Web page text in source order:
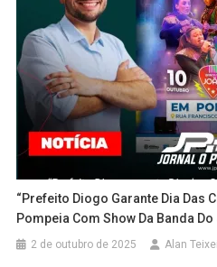
“Prefeito Diogo Garante Dia Das
Pompeia Com Show Da Banda Do
2 de outubro de 2025 Alan